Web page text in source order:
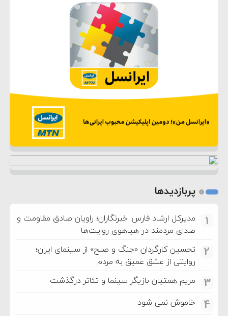
پربازدیدها
1
مدیرکل ارشاد فارس: خبرنگاران؛ راویان صادق مقاومت و
صدای مردمند در هیاهوی روایت‌ها
2
تحسین کارگردان «جنگ و صلح» از سینمای ایران؛
روایتی از عشق عمیق به مردم
3 مریم همتیان بازیگر سینما و تئاتر درگذشت
4 خاموش نمی شود